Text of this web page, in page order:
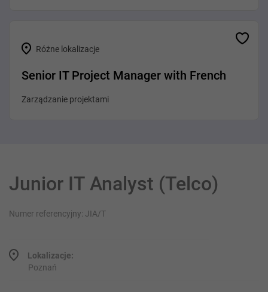
Różne lokalizacje
Senior IT Project Manager with French
Zarządzanie projektami
Junior IT Analyst (Telco)
Numer referencyjny: JIA/T
Lokalizacje:
Poznań